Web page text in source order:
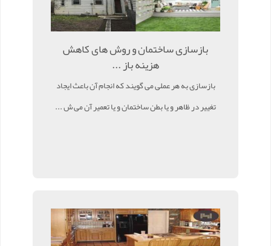
بازسازی ساختمان و روش های کاهش
هزینه باز ...
بازسازی به هر عملی می گویند که انجام آن باعث ایجاد
تغییر در ظاهر و یا بطن ساختمان و یا تعمیر آن می ش ...